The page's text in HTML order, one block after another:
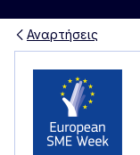
Αναρτήσεις